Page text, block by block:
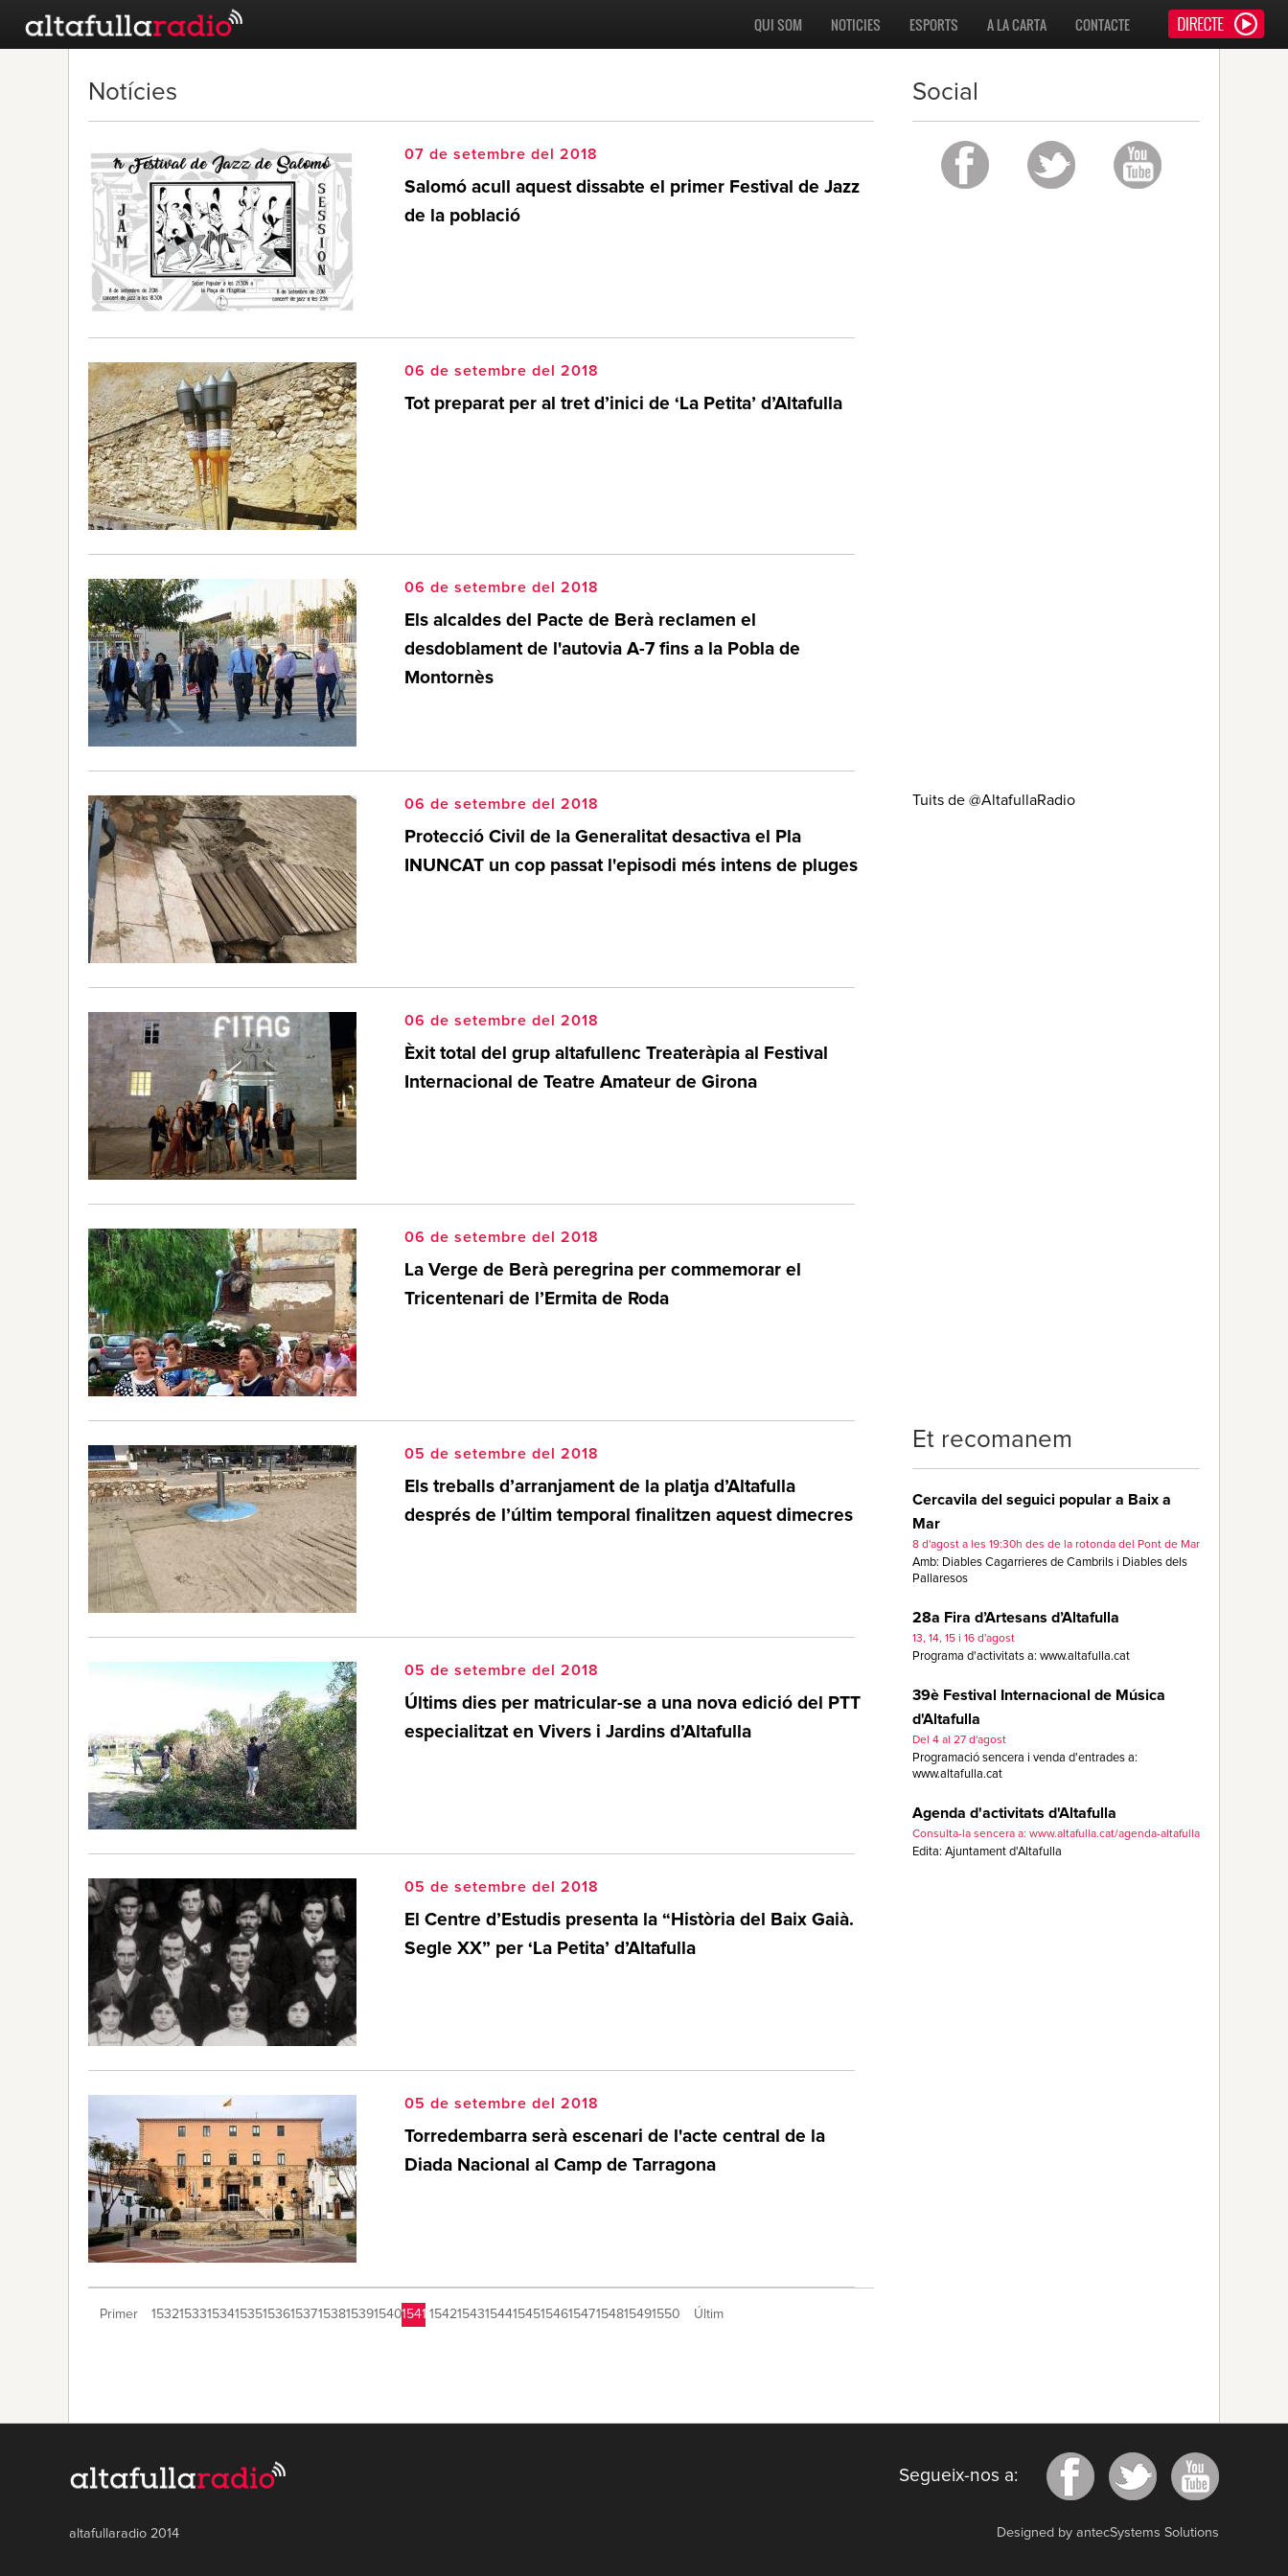
CONTACTE
A LA CARTA
ESPORTS
NOTICIES
QUI SOM
Notícies
07 de setembre del 2018
Salomó acull aquest dissabte el primer Festival de Jazz
de la població
06 de setembre del 2018
Tot preparat per al tret d’inici de ‘La Petita’ d’Altafulla
06 de setembre del 2018
Els alcaldes del Pacte de Berà reclamen el
desdoblament de l'autovia A-7 fins a la Pobla de
Montornès
06 de setembre del 2018
Protecció Civil de la Generalitat desactiva el Pla
INUNCAT un cop passat l'episodi més intens de pluges
06 de setembre del 2018
Èxit total del grup altafullenc Treateràpia al Festival
Internacional de Teatre Amateur de Girona
06 de setembre del 2018
La Verge de Berà peregrina per commemorar el
Tricentenari de l’Ermita de Roda
05 de setembre del 2018
Els treballs d’arranjament de la platja d’Altafulla
després de l’últim temporal finalitzen aquest dimecres
05 de setembre del 2018
Últims dies per matricular-se a una nova edició del PTT
especialitzat en Vivers i Jardins d’Altafulla
05 de setembre del 2018
El Centre d’Estudis presenta la “Història del Baix Gaià.
Segle XX” per ‘La Petita’ d’Altafulla
05 de setembre del 2018
Torredembarra serà escenari de l'acte central de la
Diada Nacional al Camp de Tarragona
Primer 1532153315341535153615371538153915401541 154215431544154515461547154815491550 Últim
Social
Tuits de @AltafullaRadio
Et recomanem
Cercavila del seguici popular a Baix a
Mar
8 d'agost a les 19:30h des de la rotonda del Pont de Mar
Amb: Diables Cagarrieres de Cambrils i Diables dels
Pallaresos
28a Fira d’Artesans d’Altafulla
13, 14, 15 i 16 d'agost
Programa d'activitats a: www.altafulla.cat
39è Festival Internacional de Música
d'Altafulla
Del 4 al 27 d'agost
Programació sencera i venda d'entrades a:
www.altafulla.cat
Agenda d'activitats d'Altafulla
Consulta-la sencera a: www.altafulla.cat/agenda-altafulla
Edita: Ajuntament d'Altafulla
altafullaradio 2014
Segueix-nos a:
Designed by antecSystems Solutions